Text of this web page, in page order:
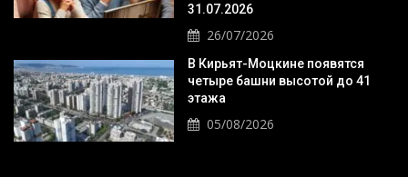
31.07.2026
26/07/2026
В Кирьят-Моцкине появятся
четыре башни высотой до 41
этажа
05/08/2026